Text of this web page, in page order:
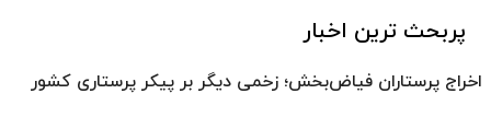
پربحث ترین اخبار
اخراج پرستاران فیاض‌بخش؛ زخمی دیگر بر پیکر پرستاری کشور